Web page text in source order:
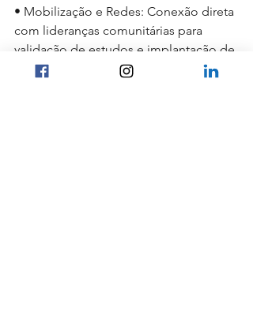
• Mobilização e Redes: Conexão direta
com lideranças comunitárias para
validação de estudos e implantação de
projetos.